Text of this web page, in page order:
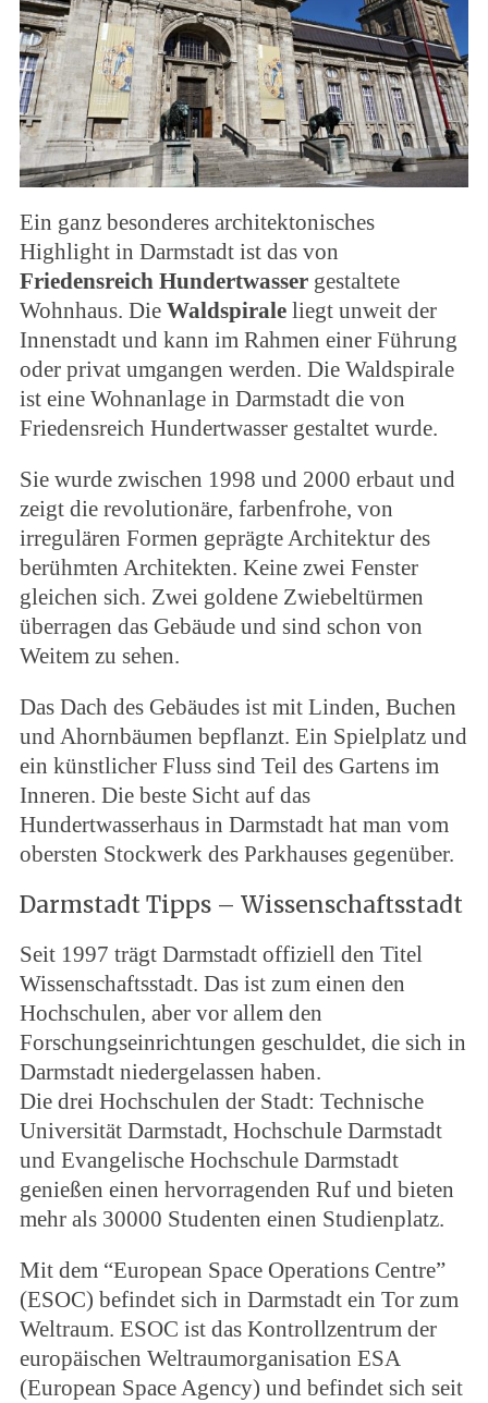
Ein ganz besonderes architektonisches
Highlight in Darmstadt ist das von
Friedensreich Hundertwassergestaltete
Wohnhaus. Die Waldspiraleliegt unweit der
Innenstadt und kann im Rahmen einer Führung
oder privat umgangen werden. Die Waldspirale
ist eine Wohnanlage in Darmstadt die von
Friedensreich Hundertwasser gestaltet wurde.
Sie wurde zwischen 1998 und 2000 erbaut und
zeigt die revolutionäre, farbenfrohe, von
irregulären Formen geprägte Architektur des
berühmten Architekten. Keine zwei Fenster
gleichen sich. Zwei goldene Zwiebeltürmen
überragen das Gebäude und sind schon von
Weitem zu sehen.
Das Dach des Gebäudes ist mit Linden, Buchen
und Ahornbäumen bepflanzt. Ein Spielplatz und
ein künstlicher Fluss sind Teil des Gartens im
Inneren. Die beste Sicht auf das
Hundertwasserhaus in Darmstadt hat man vom
obersten Stockwerk des Parkhauses gegenüber.
Darmstadt Tipps – Wissenschaftsstadt
Seit 1997 trägt Darmstadt offiziell den Titel
Wissenschaftsstadt. Das ist zum einen den
Hochschulen, aber vor allem den
Forschungseinrichtungen geschuldet, die sich in
Darmstadt niedergelassen haben.
Die drei Hochschulen der Stadt: Technische
Universität Darmstadt, Hochschule Darmstadt
und Evangelische Hochschule Darmstadt
genießen einen hervorragenden Ruf und bieten
mehr als 30000 Studenten einen Studienplatz.
Mit dem “European Space Operations Centre”
(ESOC) befindet sich in Darmstadt ein Tor zum
Weltraum. ESOC ist das Kontrollzentrum der
europäischen Weltraumorganisation ESA
(European Space Agency) und befindet sich seit